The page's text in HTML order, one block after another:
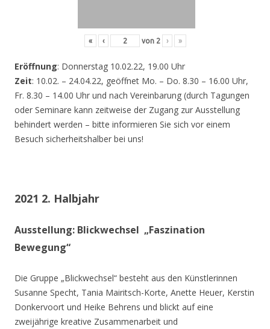
« ‹ von 2 › »
Eröffnung: Donnerstag 10.02.22, 19.00 Uhr
Zeit: 10.02. – 24.04.22, geöffnet Mo. – Do. 8.30 – 16.00 Uhr,
Fr. 8.30 – 14.00 Uhr und nach Vereinbarung (durch Tagungen
oder Seminare kann zeitweise der Zugang zur Ausstellung
behindert werden – bitte informieren Sie sich vor einem
Besuch sicherheitshalber bei uns!
2021 2. Halbjahr
Ausstellung: Blickwechsel „Faszination
Bewegung“
Die Gruppe „Blickwechsel“ besteht aus den Künstlerinnen
Susanne Specht, Tania Mairitsch-Korte, Anette Heuer, Kerstin
Donkervoort und Heike Behrens und blickt auf eine
zweijährige kreative Zusammenarbeit und